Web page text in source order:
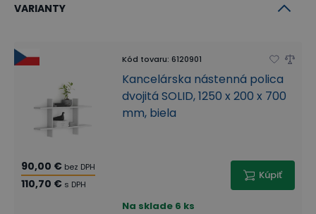
VARIANTY
Kód tovaru: 6120901
Kancelárska nástenná polica
dvojitá SOLID, 1250 x 200 x 700
mm, biela
90,00 € bez DPH
110,70 € s DPH
Kúpiť
Na sklade 6 ks